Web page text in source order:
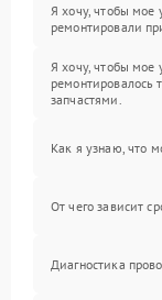
Я хочу, чтобы мое
ремонтировали
Я хочу, чтобы мое
ремонтировалось
запчастями.
Как я узнаю, что
От чего зависит
Диагностика